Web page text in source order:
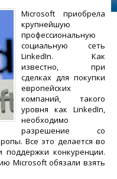
Microsoft приобрела
крупнейшую
профессиональную
социальную сеть
LinkedIn. Как
известно, при
сделках для покупки
европейских
компаний, такого
уровня как LinkedIn,
необходимо
разрешение со
Все это делается во
конкуренции.
Microsoft обязали взять